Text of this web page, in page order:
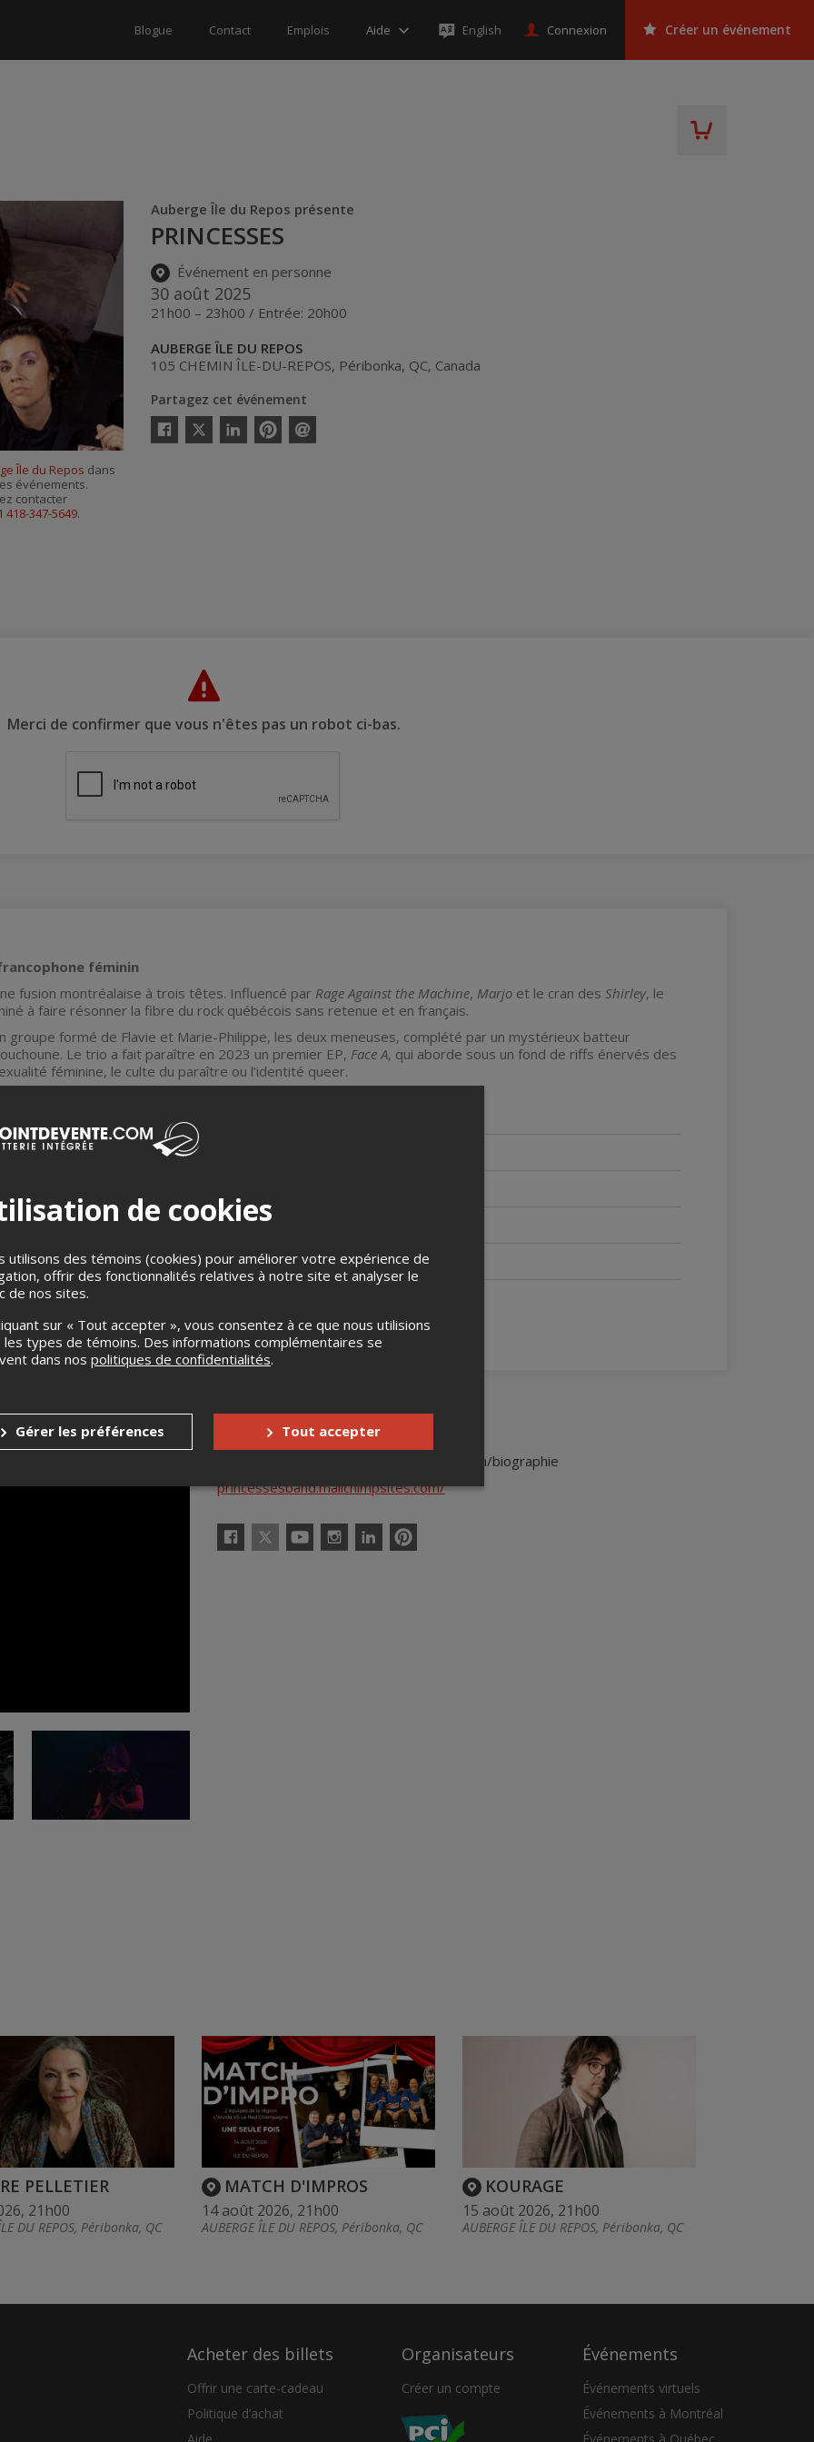
Blogue Contact Emplois Aide English Connexion Créer un événement
Auberge Île du Repos présente
PRINCESSES
Événement en personne
30 août 2025
21h00 – 23h00 / Entrée: 20h00
AUBERGE ÎLE DU REPOS
105 CHEMIN ÎLE-DU-REPOS, Péribonka, QC, Canada
Partagez cet événement
Facebook
Twitter
LinkedinPinterestEnvoyer
Île du Repos dans
événements.
contacter
418-347-5649.
Merci de confirmer que vous n'êtes pas un robot ci-bas.
féminin
fusion montréalaise à trois têtes. Influencé par Rage Against the Machine, Marjo et le cran des Shirley, le
à faire résonner la fibre du rock québécois sans retenue et en français.
groupe formé de Flavie et Marie-Philippe, les deux meneuses, complété par un mystérieux batteur
Le trio a fait paraître en 2023 un premier EP, Face A, qui aborde sous un fond de riffs énervés des
féminine, le culte du paraître ou l’identité queer.
ÎLE DU REPOS REMIS AUX FRANCOUVERTES 2024.
Aucun remboursement
Aucune gratuité
à mobilité réduite
Oui
PRINCESSES
https://princessesband.mailchimpsites.com/biographie
princessesband.mailchimpsites.com/
PELLETIER
21h00
DU REPOS, Péribonka, QC
MATCH D'IMPROS
14 août 2026, 21h00
AUBERGE ÎLE DU REPOS, Péribonka, QC
KOURAGE
15 août 2026, 21h00
AUBERGE ÎLE DU REPOS, Péribonka, QC
Acheter des billets
Offrir une carte-cadeau
Politique d’achat
Organisateurs
Créer un compte
Événements
Événements virtuels
Événements à Montréal
de cookies
utilisons des témoins (cookies) pour améliorer votre expérience de
offrir des fonctionnalités relatives à notre site et analyser le
de nos sites.
sur « Tout accepter », vous consentez à ce que nous utilisions
les types de témoins. Des informations complémentaires se
dans nos politiques de confidentialités.
Gérer les préférences Tout accepter